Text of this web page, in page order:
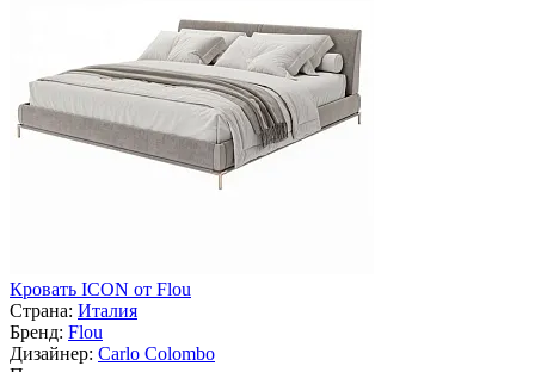
Кровать ICON от Flou
Страна: Италия
Бренд: Flou
Дизайнер: Carlo Colombo